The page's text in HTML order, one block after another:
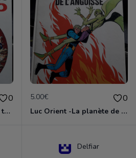
0
Luc Orient -Le maître de terango
5.00€ 0
Luc Orient -La planète de l'angoisse
Delfiar